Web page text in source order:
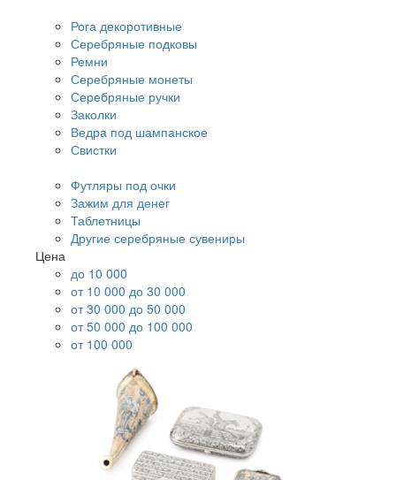
Рога декоротивные
Серебряные подковы
Ремни
Серебряные монеты
Серебряные ручки
Заколки
Ведра под шампанское
Свистки
Футляры под очки
Зажим для денег
Таблетницы
Другие серебряные сувениры
Цена
до 10 000
от 10 000 до 30 000
от 30 000 до 50 000
от 50 000 до 100 000
от 100 000